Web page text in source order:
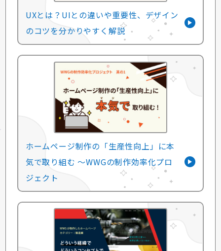
UXとは？UIとの違いや重要性、デザイン
のコツを分かりやすく解説
ホームページ制作の「生産性向上」に本
気で取り組む 〜WWGの制作効率化プロ
ジェクト